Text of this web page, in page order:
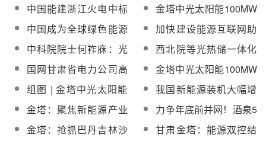
筑
热+60万千瓦光伏”项目
熔盐泵产品
当地跑出工业发展“加速
度”
中国能建浙江火电中标
甘肃金塔中光光热施工
项目
金塔中光太阳能100MW
塔式光热项目吸热塔已
浇筑百米高度
中国成为全球绿色能源
主要推动者
加快建设能源互联网助
力，提升我国能源安全
韧性
中科院院士何祚庥：光
热储能电站转换效率
高，应用场景多，发展
潜力大
西北院等光热储一体化
项目荣获电力行业优秀
工程咨询成果二等奖
国网甘肃省电力公司高
质效服务甘肃省第二批
大型风电光伏基地项目
开展接网前期工作
金塔中光太阳能100MW
塔式光热项目吸热塔顺
利结顶
组图 | 金塔中光太阳能
100MW塔式光热项目建
设现场
我国新能源装机大幅增
长，加速能源转型
金塔：聚焦新能源产业
优势，打造经济增长新
引擎
力争年底前并网！酒泉5
个“光热+”项目全面推进
金塔：抢抓巴丹吉林沙
甘肃金塔：能源双控结